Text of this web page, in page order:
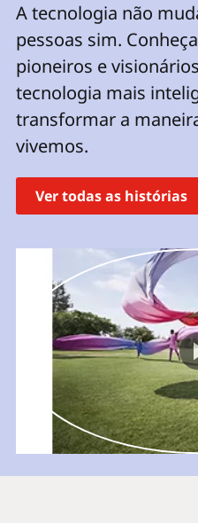
r
i
n
c
i
p
a
l
A tecnologia não
pessoas sim.
pioneiros e
tecnologia mais
transformar a
vivemos.
Ver todas as histórias